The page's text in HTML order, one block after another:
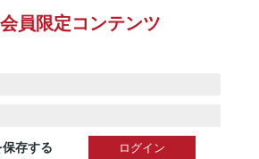
会員限定コンテンツ
存する